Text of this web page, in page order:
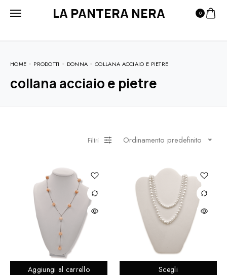
LA PANTERA NERA 0
HOME PRODOTTI DONNA COLLANA ACCIAIO E PIETRE
collana acciaio e pietre
Filtri Ordinamento predefinito
Aggiungi al carrello Scegli